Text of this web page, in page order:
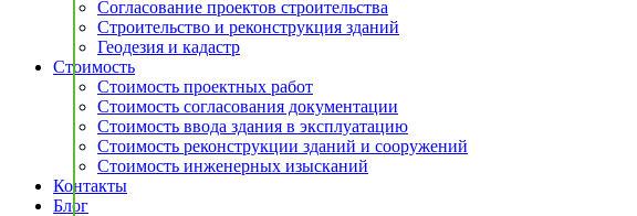
Согласование проектов строительства
Строительство и реконструкция зданий
Геодезия и кадастр
Стоимость
Стоимость проектных работ
Стоимость согласования документации
Стоимость ввода здания в эксплуатацию
Стоимость реконструкции зданий и сооружений
Стоимость инженерных изысканий
Контакты
Блог